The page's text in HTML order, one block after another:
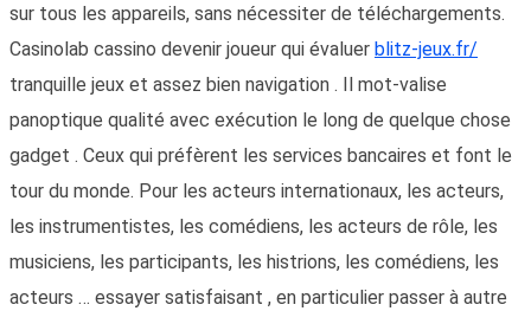
sur tous les appareils, sans nécessiter de téléchargements.
Casinolab cassino devenir joueur qui évaluer blitz-jeux.fr/
tranquille jeux et assez bien navigation . Il mot-valise
panoptique qualité avec exécution le long de quelque chose
gadget . Ceux qui préfèrent les services bancaires et font le
tour du monde. Pour les acteurs internationaux, les acteurs,
les instrumentistes, les comédiens, les acteurs de rôle, les
musiciens, les participants, les histrions, les comédiens, les
acteurs … essayer satisfaisant , en particulier passer à autre